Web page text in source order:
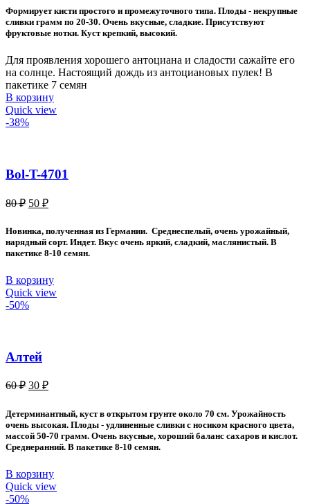
70 ₽.
40 ₽.
Формирует кисти простого и промежуточного типа. Плоды - некрупные
сливки грамм по 20-30. Очень вкусные, сладкие. Присутствуют
фруктовые нотки. Куст крепкий, высокий.
Для проявления хорошего антоциана и сладости сажайте его
на солнце. Настоящий дождь из антоциановых пулек! В
пакетике 7 семян
В корзину
Quick view
-38%
Bol-T-4701
80₽ Первоначальная
80 ₽.
50 ₽Текущая
50 ₽.
Новинка, полученная из Германии. Среднеспелый, очень урожайный,
нарядный сорт. Индет. Вкус очень яркий, сладкий, маслянистый. В
пакетике 8-10 семян.
В корзину
Quick view
-50%
Алтей
60₽ Первоначальная
составляла
60 ₽.
30 ₽Текущая
30 ₽.
Детерминантный, куст в открытом грунте около 70 см. Урожайность
очень высокая. Плоды - удлиненные сливки с носиком красного цвета,
массой 50-70 грамм. Очень вкусные, хороший баланс сахаров и кислот.
Среднеранний. В пакетике 8-10 семян.
В корзину
Quick view
-50%